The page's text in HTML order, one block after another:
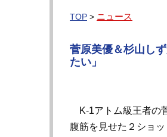
TOP > ニュース
菅原美優＆杉山し
たい」
K-1アトム級王者の
腹筋を見せた２ショ